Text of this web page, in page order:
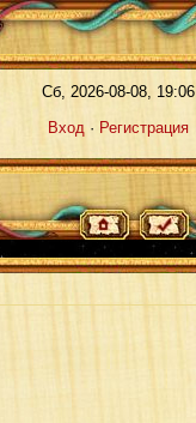
Сб, 2026-08-08, 19:06
Вход · Регистрация